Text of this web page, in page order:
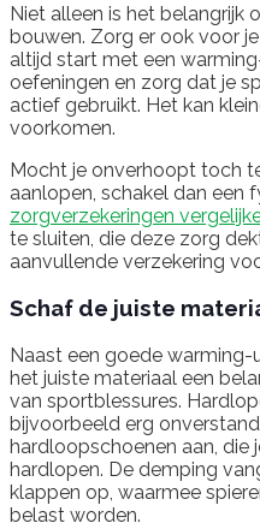
Niet alleen is het belangrijk
bouwen. Zorg er ook voor
altijd start met een
oefeningen en zorg dat je
actief gebruikt. Het kan
voorkomen.
Mocht je onverhoopt toch
aanlopen, schakel dan een
zorgverzekeringen
te sluiten, die deze zorg
aanvullende verzekering
Schaf de juiste
Naast een goede
het juiste materiaal een
van sportblessures.
bijvoorbeeld erg
hardloopschoenen aan,
hardlopen. De demping
klappen op, waarmee
belast worden.